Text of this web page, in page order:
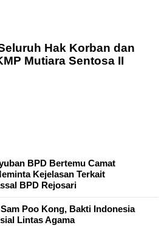
Hak Korban dan
Mutiara Sentosa II
BPD Bertemu Camat
Kejelasan Terkait
BPD Rejosari
Poo Kong, Bakti Indonesia
Lintas Agama